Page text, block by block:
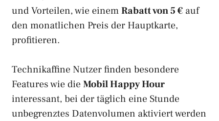
und Vorteilen, wie einemRabatt von 5 € auf
den monatlichen Preis der Hauptkarte,
profitieren.
Technikaffine Nutzer finden besondere
Features wie dieMobil Happy Hour
interessant, bei der täglich eine Stunde
unbegrenztes Datenvolumen aktiviert werden